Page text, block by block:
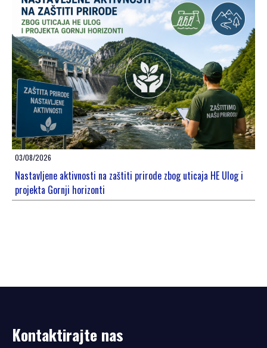
03/08/2026
Nastavljene aktivnosti na zaštiti prirode zbog uticaja HE Ulog i
projekta Gornji horizonti
Kontaktirajte nas